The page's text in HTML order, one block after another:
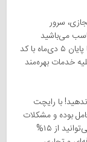
سرور
می‌باشید
می‌توانید از خدمات سینداد استفاده نمایید. تا پایان ۵ دی‌ماه با کد
خدمات بهره‌مند
با رایچت
بوده و مشکلات
یا سوالات خود را از شما بپرسند. تا ۵ دی‌ماه می‌توانید از ۱۵%